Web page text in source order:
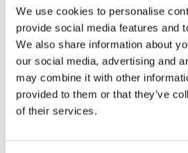
We use cookies to personalise
provide social media features and
We also share information about
our social media, advertising and
may combine it with other
provided to them or that they’ve
of their services.
投資家
All Reports And Filings